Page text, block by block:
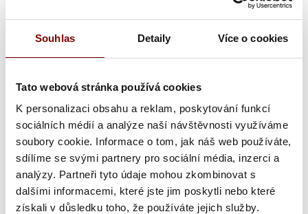
Souhlas Detaily Více o cookies
Tato webová stránka používá cookies
K personalizaci obsahu a reklam, poskytování funkcí
sociálních médií a analýze naší návštěvnosti využíváme
soubory cookie. Informace o tom, jak náš web používáte,
sdílíme se svými partnery pro sociální média, inzerci a
analýzy. Partneři tyto údaje mohou zkombinovat s
dalšími informacemi, které jste jim poskytli nebo které
získali v důsledku toho, že používáte jejich služby.